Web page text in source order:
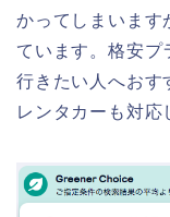
かってしまいます
ています。格安プ
行きたい人へおす
レンタカーも対応